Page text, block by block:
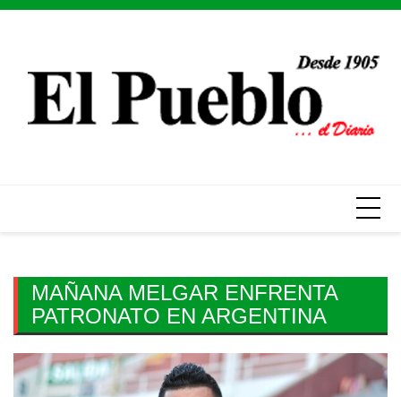
Skip
MAÑANA MELGAR ENFRENTA
PATRONATO EN ARGENTINA